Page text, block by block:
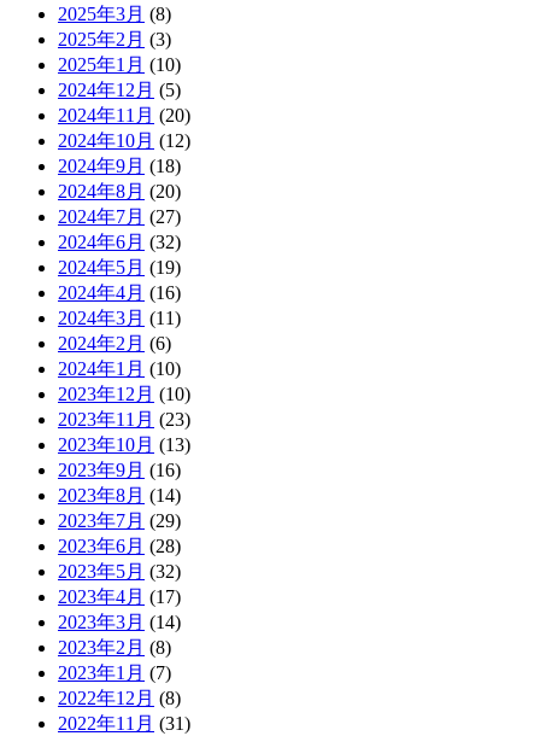
2025年3月 (8)
2025年2月 (3)
2025年1月 (10)
2024年12月 (5)
2024年11月 (20)
2024年10月 (12)
2024年9月 (18)
2024年8月 (20)
2024年7月 (27)
2024年6月 (32)
2024年5月 (19)
2024年4月 (16)
2024年3月 (11)
2024年2月 (6)
2024年1月 (10)
2023年12月 (10)
2023年11月 (23)
2023年10月 (13)
2023年9月 (16)
2023年8月 (14)
2023年7月 (29)
2023年6月 (28)
2023年5月 (32)
2023年4月 (17)
2023年3月 (14)
2023年2月 (8)
2023年1月 (7)
2022年12月 (8)
2022年11月 (31)